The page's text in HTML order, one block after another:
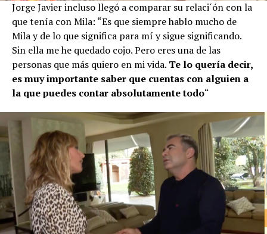
Jorge Javier incluso llegó a comparar su relaci´ón con la
que tenía con Mila: “Es que siempre hablo mucho de
Mila y de lo que significa para mí y sigue significando.
Sin ella me he quedado cojo. Pero eres una de las
personas que más quiero en mi vida. Te lo quería decir,
es muy importante saber que cuentas con alguien a
la que puedes contar absolutamente todo“